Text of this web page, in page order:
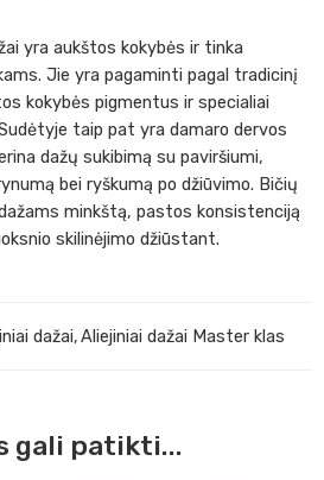
yra aukštos kokybės ir tinka
Jie yra pagaminti pagal tradicinį
kokybės pigmentus ir specialiai
taip pat yra damaro dervos
dažų sukibimą su paviršiumi,
bei ryškumą po džiūvimo. Bičių
minkštą, pastos konsistenciją
skilinėjimo džiūstant.
dažai,Aliejiniai dažai Master klas
gali patikti...